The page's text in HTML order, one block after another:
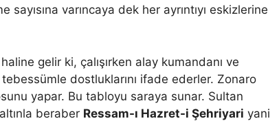
sayısına varıncaya dek her ayrıntıyı eskizlerine
gelir ki, çalışırken alay kumandanı ve
dostluklarını ifade ederler. Zonaro
yapar. Bu tabloyu saraya sunar. Sultan
beraber Ressam-ı Hazret-i Şehriyari yani